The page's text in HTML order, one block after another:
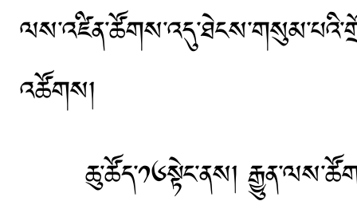
འཚོགས།
ཆུ་ཚོད་༡༦སྟེང་ནས།